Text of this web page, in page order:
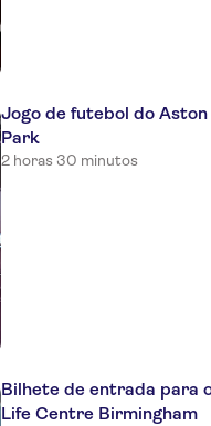
Jogo de futebol do Aston
Park
2 horas 30 minutos
Bilhete de entrada para
Life Centre Birmingham